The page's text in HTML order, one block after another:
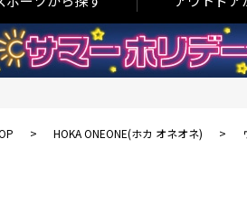
> HOKA ONEONE(ホカ オネオネ) >